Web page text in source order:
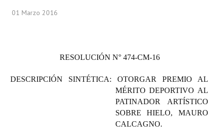
Concejales Mandato Cumplido
Programas
01 Marzo 2016
RESOLUCIÓN N° 474-CM-16
DESCRIPCIÓN SINTÉTICA: OTORGAR PREMIO AL
MÉRITO DEPORTIVO AL
PATINADOR ARTÍSTICO
SOBRE HIELO, MAURO
CALCAGNO.